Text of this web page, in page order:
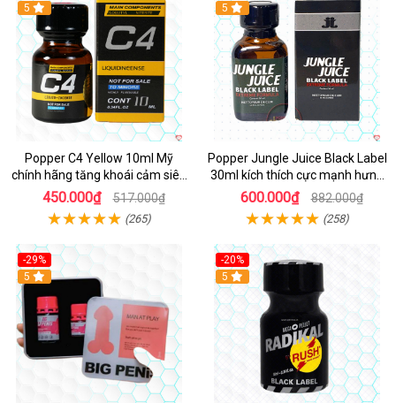
Hot
5
Popper C4 Yellow 10ml Mỹ
chính hãng tăng khoái cảm siêu
mạnh
450.000₫ 517.000₫
(265)
5
Popper Jungle Juice Black Label
30ml kích thích cực mạnh hưng
phấn
600.000₫ 882.000₫
(258)
-29%
5
-20%
5